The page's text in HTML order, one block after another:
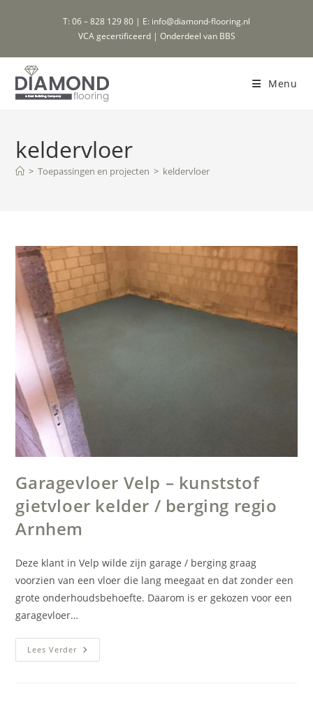
T: 06 – 828 129 80 | E: info@diamond-flooring.nl
VCA gecertificeerd | Onderdeel van BBS
Menu
keldervloer
> Toepassingen en projecten > keldervloer
Garagevloer Velp – kunststof
gietvloer kelder / berging regio
Arnhem
Deze klant in Velp wilde zijn garage / berging graag
voorzien van een vloer die lang meegaat en dat zonder een
grote onderhoudsbehoefte. Daarom is er gekozen voor een
garagevloer…
Lees VerderGaragevloer
Velp